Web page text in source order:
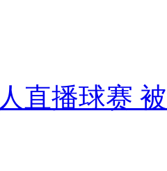
直播球赛